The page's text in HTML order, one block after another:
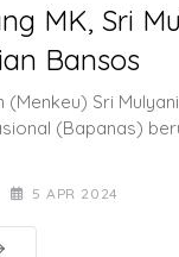
MK, Sri
Bansos
(Menkeu) Sri
(Bapanas)
5 APR 2024